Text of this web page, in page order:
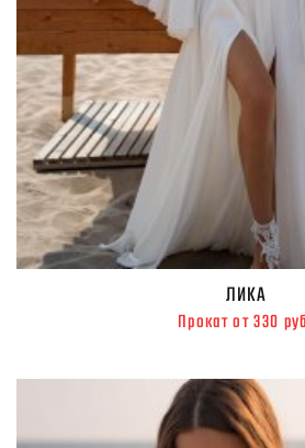
ЛИКА
Прокат от 330